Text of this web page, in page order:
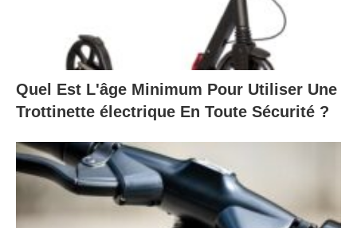
Quel Est L'âge Minimum Pour Utiliser Une
Trottinette électrique En Toute Sécurité ?